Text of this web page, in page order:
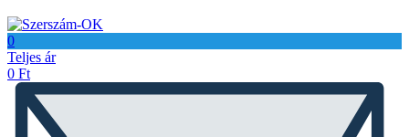
0
Teljes ár
0 Ft